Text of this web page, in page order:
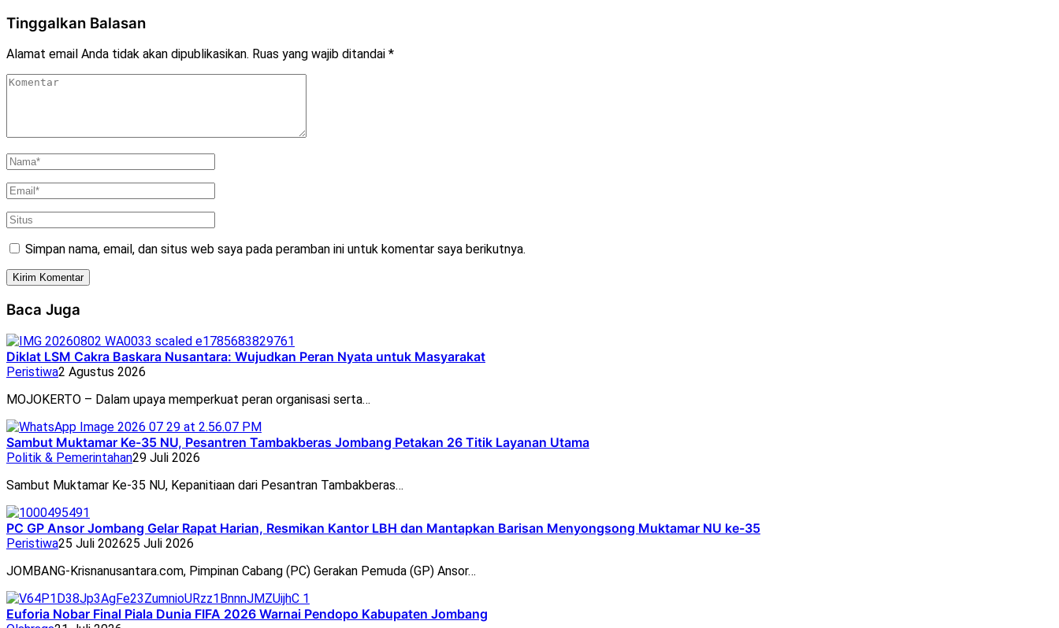
Tinggalkan Balasan
Alamat email Anda tidak akan dipublikasikan. Ruas yang wajib ditandai *
Simpan nama, email, dan situs web saya pada peramban ini untuk komentar saya berikutnya.
Baca Juga
Diklat LSM Cakra Baskara Nusantara: Wujudkan Peran Nyata untuk Masyarakat
Peristiwa2 Agustus 2026
MOJOKERTO – Dalam upaya memperkuat peran organisasi serta…
Sambut Muktamar Ke-35 NU, Pesantren Tambakberas Jombang Petakan 26 Titik Layanan Utama
Politik & Pemerintahan29 Juli 2026
Sambut Muktamar Ke-35 NU, Kepanitiaan dari Pesantran Tambakberas…
PC GP Ansor Jombang Gelar Rapat Harian, Resmikan Kantor LBH dan Mantapkan Barisan Menyongsong Muktamar NU ke-35
Peristiwa25 Juli 202625 Juli 2026
JOMBANG-Krisnanusantara.com, Pimpinan Cabang (PC) Gerakan Pemuda (GP) Ansor…
Euforia Nobar Final Piala Dunia FIFA 2026 Warnai Pendopo Kabupaten Jombang